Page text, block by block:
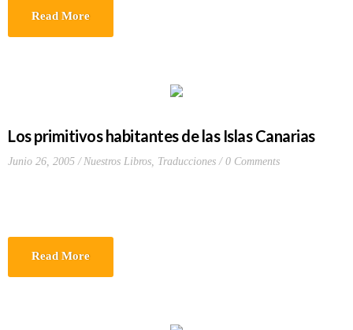
Read More
Los primitivos habitantes de las Islas Canarias
Junio 26, 2005 Nuestros Libros, Traducciones 0 Comments
Read More